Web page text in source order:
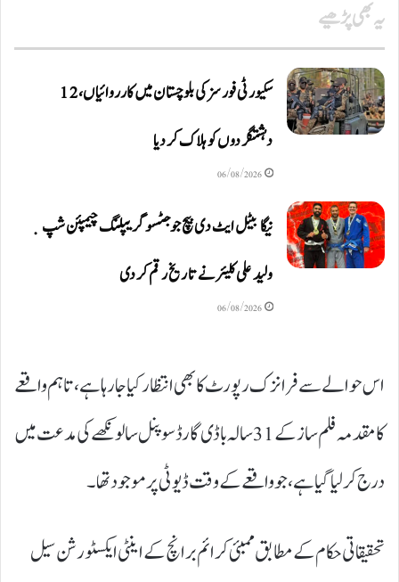
یہ بھی پڑھیے
سکیورٹی فورسز کی بلوچستان میں کارروائیاں، 12
دہشتگردوں کو ہلاک کردیا
06/08/2026
نیگا بیٹل ایٹ دی بیچ جوجٹسو گریپلنگ چیمپئن شپ ٜ
ولید علی کلیئر نے تاریخ رقم کر دی
06/08/2026
اس حوالے سے فرانزک رپورٹ کا بھی انتظار کیا جا رہا ہے، تاہم واقعے
کا مقدمہ فلم ساز کے 31 سالہ باڈی گارڈ سوپنل سالونکھے کی مدعت میں
درج کر لیا گیا ہے، جو واقعے کے وقت ڈیوٹی پر موجود تھا۔
تحقیقاتی حکام کے مطابق ممبئی کرائم برانچ کے اینٹی ایکسٹورشن سیل